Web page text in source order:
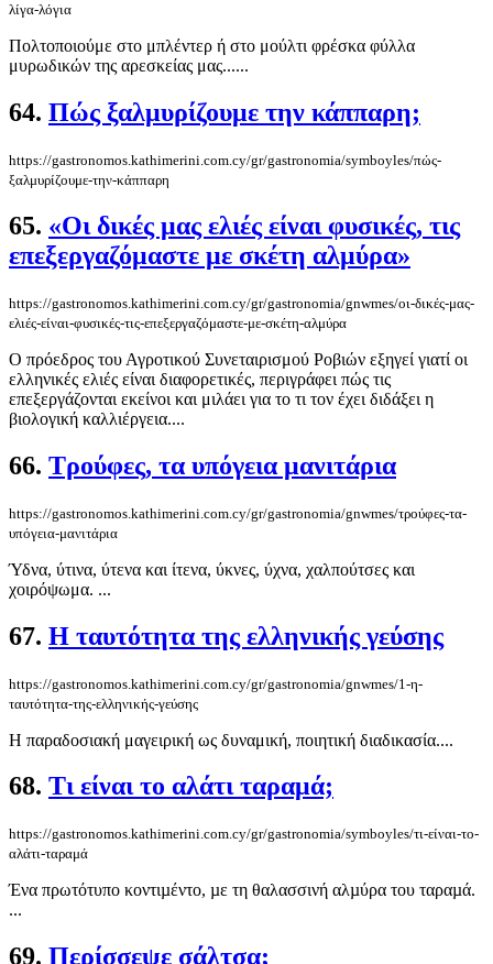
λίγα-λόγια
Πολτοποιούμε στο μπλέντερ ή στο μούλτι φρέσκα φύλλα
μυρωδικών της αρεσκείας μας......
64. Πώς ξαλμυρίζουμε την κάππαρη;
https://gastronomos.kathimerini.com.cy/gr/gastronomia/symboyles/πώς-
ξαλμυρίζουμε-την-κάππαρη
65. «Οι δικές μας ελιές είναι φυσικές, τις
επεξεργαζόμαστε με σκέτη αλμύρα»
https://gastronomos.kathimerini.com.cy/gr/gastronomia/gnwmes/οι-δικές-μας-
ελιές-είναι-φυσικές-τις-επεξεργαζόμαστε-με-σκέτη-αλμύρα
Ο πρόεδρος του Αγροτικού Συνεταιρισμού Ροβιών εξηγεί γιατί οι
ελληνικές ελιές είναι διαφορετικές, περιγράφει πώς τις
επεξεργάζονται εκείνοι και μιλάει για το τι τον έχει διδάξει η
βιολογική καλλιέργεια....
66. Τρούφες, τα υπόγεια μανιτάρια
https://gastronomos.kathimerini.com.cy/gr/gastronomia/gnwmes/τρούφες-τα-
υπόγεια-μανιτάρια
Ύδνα, ύτινα, ύτενα και ίτενα, ύκνες, ύχνα, χαλπούτσες και
χοιρόψωμα. ...
67. Η ταυτότητα της ελληνικής γεύσης
https://gastronomos.kathimerini.com.cy/gr/gastronomia/gnwmes/1-η-
ταυτότητα-της-ελληνικής-γεύσης
Η παραδοσιακή μαγειρική ως δυναμική, ποιητική διαδικασία....
68. Τι είναι το αλάτι ταραμά;
https://gastronomos.kathimerini.com.cy/gr/gastronomia/symboyles/τι-είναι-το-
αλάτι-ταραμά
Ένα πρωτότυπο κοντιµέντο, µε τη θαλασσινή αλµύρα του ταραµά.
...
69. Περίσσεψε σάλτσα;